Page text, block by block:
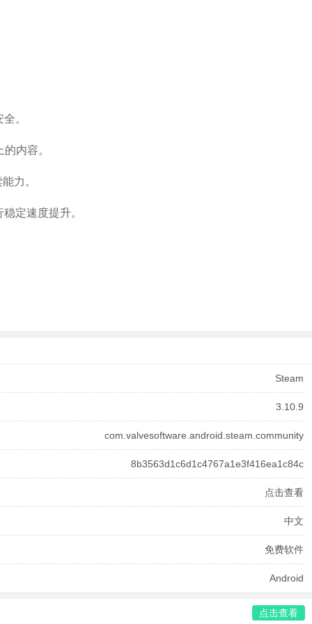
。
内容。
力。
定速度提升。
Steam
3.10.9
com.valvesoftware.android.steam.community
8b3563d1c6d1c4767a1e3f416ea1c84c
点击查看
中文
免费软件
Android
点击查看